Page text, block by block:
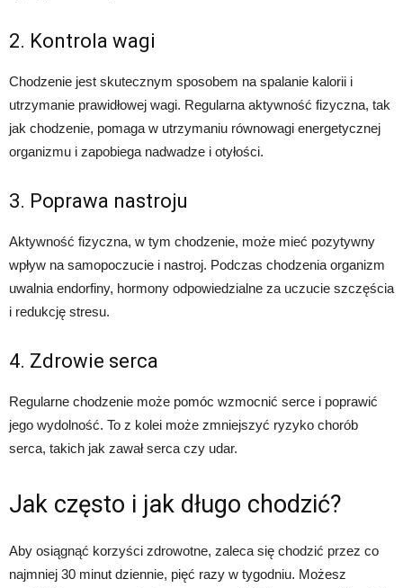
2. Kontrola wagi
Chodzenie jest skutecznym sposobem na spalanie kalorii i
utrzymanie prawidłowej wagi. Regularna aktywność fizyczna, tak
jak chodzenie, pomaga w utrzymaniu równowagi energetycznej
organizmu i zapobiega nadwadze i otyłości.
3. Poprawa nastroju
Aktywność fizyczna, w tym chodzenie, może mieć pozytywny
wpływ na samopoczucie i nastroj. Podczas chodzenia organizm
uwalnia endorfiny, hormony odpowiedzialne za uczucie szczęścia
i redukcję stresu.
4. Zdrowie serca
Regularne chodzenie może pomóc wzmocnić serce i poprawić
jego wydolność. To z kolei może zmniejszyć ryzyko chorób
serca, takich jak zawał serca czy udar.
Jak często i jak długo chodzić?
Aby osiągnąć korzyści zdrowotne, zaleca się chodzić przez co
najmniej 30 minut dziennie, pięć razy w tygodniu. Możesz